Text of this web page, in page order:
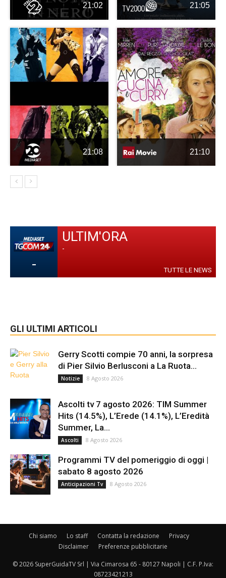
21:02 21:05
21:08 21:10
-
ULTIM'ORA
-
TUTTE LE NEWS
GLI ULTIMI ARTICOLI
Gerry Scotti compie 70 anni, la sorpresa
di Pier Silvio Berlusconi a La Ruota...
Notizie 8 Agosto 2026
Ascolti tv 7 agosto 2026: TIM Summer
Hits (14.5%), L’Erede (14.1%), L’Eredità
Summer, La...
Ascolti 8 Agosto 2026
Programmi TV del pomeriggio di oggi |
sabato 8 agosto 2026
Anticipazioni Tv 8 Agosto 2026
Chi siamo Lo staff Contatta la redazione
Privacy
Disclaimer
Preferenze pubblicitarie
© 2026 SuperGuidaTV Srl | Via Cimarosa 65 - 80127 Napoli | C.F. P.Iva:
08723421213